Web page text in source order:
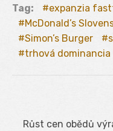
Tag: expanzia
McDonald’s
Simon’s Burger
trhová dominancia
Navigácia
Previous
Růst cen obědů